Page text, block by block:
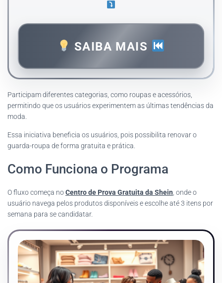
SAIBA MAIS
Participam diferentes categorias, como roupas e acessórios,
permitindo que os usuários experimentem as últimas tendências da
moda.
Essa iniciativa beneficia os usuários, pois possibilita renovar o
guarda-roupa de forma gratuita e prática.
Como Funciona o Programa
O fluxo começa noCentro de Prova Gratuita da Shein, onde o
usuário navega pelos produtos disponíveis e escolhe até 3 itens por
semana para se candidatar.